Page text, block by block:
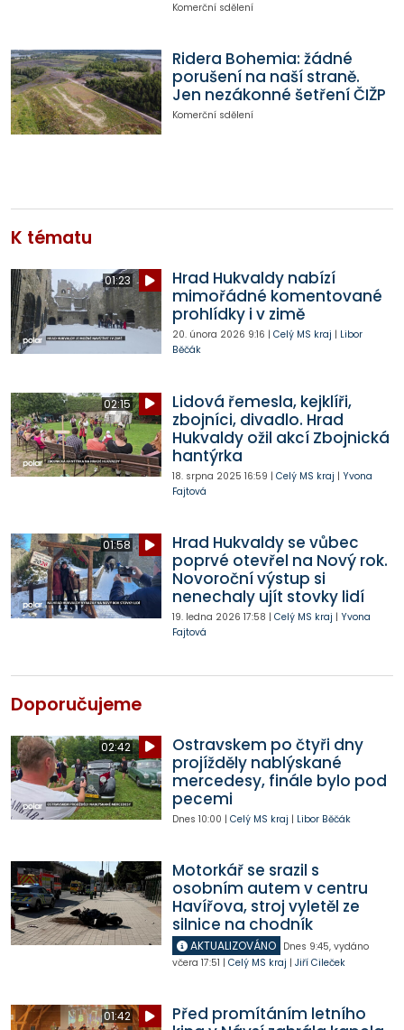
Komerční sdělení
Ridera Bohemia: žádné
porušení na naší straně.
Jen nezákonné šetření ČIŽP
Komerční sdělení
K tématu
01:23
Hrad Hukvaldy nabízí
mimořádné komentované
prohlídky i v zimě
20. února 2026 9:16 | Celý MS kraj | Libor
Běčák
02:15
Lidová řemesla, kejklíři,
zbojníci, divadlo. Hrad
Hukvaldy ožil akcí Zbojnická
hantýrka
18. srpna 2025 16:59 | Celý MS kraj | Yvona
Fajtová
01:58
Hrad Hukvaldy se vůbec
poprvé otevřel na Nový rok.
Novoroční výstup si
nenechaly ujít stovky lidí
19. ledna 2026 17:58 | Celý MS kraj | Yvona
Fajtová
Doporučujeme
02:42
Ostravskem po čtyři dny
projížděly nablýskané
mercedesy, finále bylo pod
pecemi
Dnes 10:00 | Celý MS kraj | Libor Běčák
Motorkář se srazil s
osobním autem v centru
Havířova, stroj vyletěl ze
silnice na chodník
AKTUALIZOVÁNO Dnes 9:45, vydáno
včera 17:51 | Celý MS kraj | Jiří Cileček
01:42
Před promítáním letního